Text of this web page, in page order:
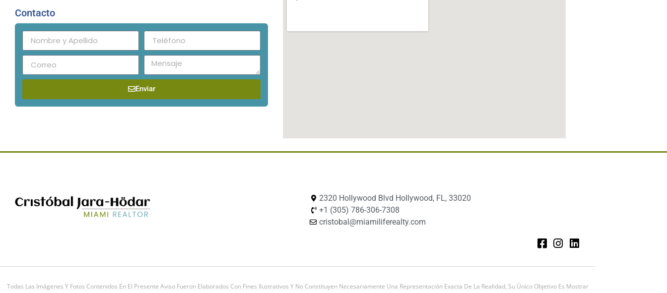
Contacto
Enviar
2320 Hollywood Blvd Hollywood, FL, 33020
+1 (305) 786-306-7308
cristobal@miamiliferealty.com
Todas Las Imágenes Y Fotos Contenidos En El Presente Aviso Fueron Elaborados Con Fines Ilustrativos Y No Constituyen Necesariamente Una Representación Exacta De La Realidad, Su Único Objetivo Es Mostrar